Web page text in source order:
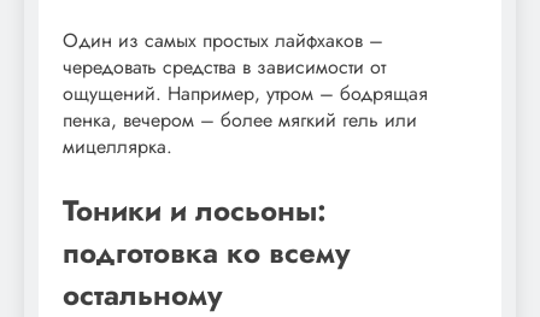
Один из самых простых лайфхаков –
чередовать средства в зависимости от
ощущений. Например, утром – бодрящая
пенка, вечером – более мягкий гель или
мицеллярка.
Тоники и лосьоны:
подготовка ко всему
остальному